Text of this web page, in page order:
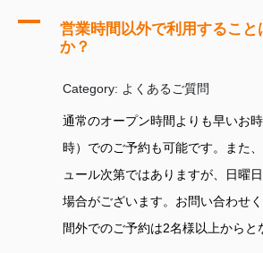
A
営業時間以外で利用すること
か？
Category: よくあるご質問
通常のオープン時間よりも早いお
時）でのご予約も可能です。また
ュール次第ではありますが、日曜
場合がございます。お問い合わせ
間外でのご予約は2名様以上からと